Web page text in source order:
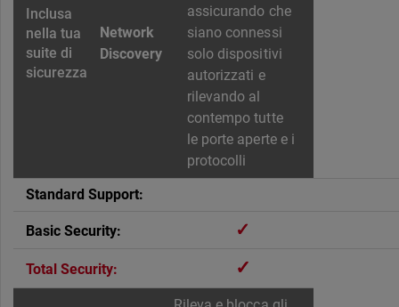
Network
Discovery
assicurando che
siano connessi
solo dispositivi
autorizzati e
rilevando al
contempo tutte
le porte aperte e i
protocolli
✓
✓